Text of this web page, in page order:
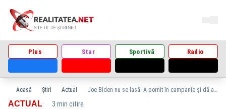
Plus Star Sportivă Radio
Acasă Știri Actual Joe Biden nu se lasă: A pornit în campanie și dă asigurări că „este bine”. Recent, l-a încurcat pe Zelenski cu Putin și pe Kamala Harris cu Donald Trump
ACTUAL· 3 min citire